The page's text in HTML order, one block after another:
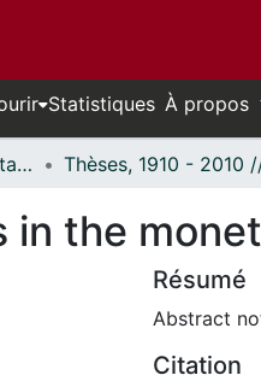
Statistiques À propos
Thèses uOttawa // uOttawa Theses
in the
Résumé
Abstract
Citation